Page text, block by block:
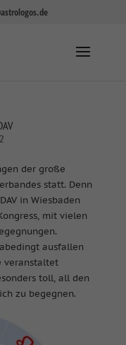
der große
statt. Denn
in Wiesbaden
mit vielen
ausfallen
veranstaltet
toll, all den
zu begegnen.